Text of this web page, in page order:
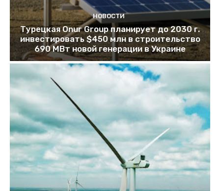
НОВОСТИ
Турецкая Onur Group планирует до 2030 г.
инвестировать $450 млн в строительство
690 МВт новой генерации в Украине